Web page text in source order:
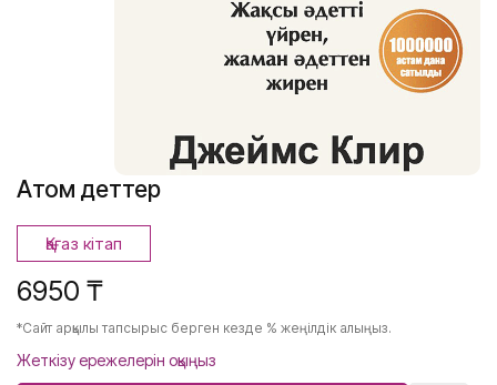
Атом әдеттер
Қағаз кітап
6950 ₸
*Сайт арқылы тапсырыс берген кезде % жеңілдік алыңыз.
Жеткізу ережелерін оқыңыз